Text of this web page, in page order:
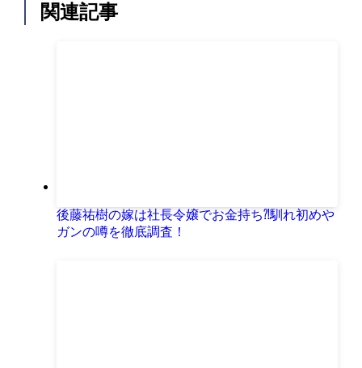
関連記事
後藤祐樹の嫁は社長令嬢でお金持ち⁈馴れ初めや
ガンの噂を徹底調査！